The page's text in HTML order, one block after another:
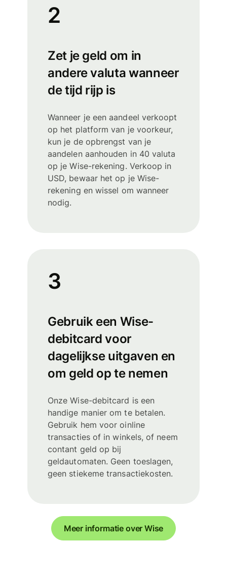
2
Zet je geld om in
andere valuta wanneer
de tijd rijp is
Wanneer je een aandeel verkoopt
op het platform van je voorkeur,
kun je de opbrengst van je
aandelen aanhouden in 40 valuta
op je Wise-rekening. Verkoop in
USD, bewaar het op je Wise-
rekening en wissel om wanneer
nodig.
3
Gebruik een Wise-
debitcard voor
dagelijkse uitgaven en
om geld op te nemen
Onze Wise-debitcard is een
handige manier om te betalen.
Gebruik hem voor oinline
transacties of in winkels, of neem
contant geld op bij
geldautomaten. Geen toeslagen,
geen stiekeme transactiekosten.
Meer informatie over Wise